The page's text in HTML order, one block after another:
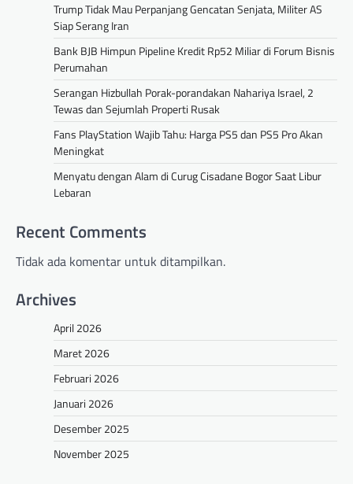
Trump Tidak Mau Perpanjang Gencatan Senjata, Militer AS
Siap Serang Iran
Bank BJB Himpun Pipeline Kredit Rp52 Miliar di Forum Bisnis
Perumahan
Serangan Hizbullah Porak-porandakan Nahariya Israel, 2
Tewas dan Sejumlah Properti Rusak
Fans PlayStation Wajib Tahu: Harga PS5 dan PS5 Pro Akan
Meningkat
Menyatu dengan Alam di Curug Cisadane Bogor Saat Libur
Lebaran
Recent Comments
Tidak ada komentar untuk ditampilkan.
Archives
April 2026
Maret 2026
Februari 2026
Januari 2026
Desember 2025
November 2025